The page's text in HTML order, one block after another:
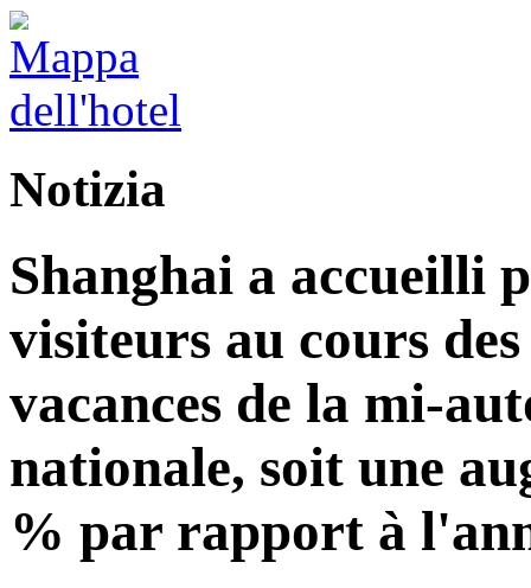
Notizia
Shanghai a accueilli
visiteurs au cours
vacances de la mi-
nationale, soit une
% par rapport à